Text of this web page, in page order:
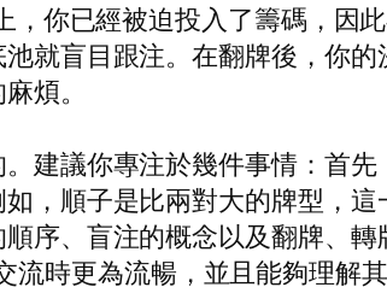
你已經被迫投入了籌碼，因
就盲目跟注。在翻牌後，你
煩。
建議你專注於幾件事情：首
，順子是比兩對大的牌型，
序、盲注的概念以及翻牌、轉
時更為流暢，並且能夠理解其